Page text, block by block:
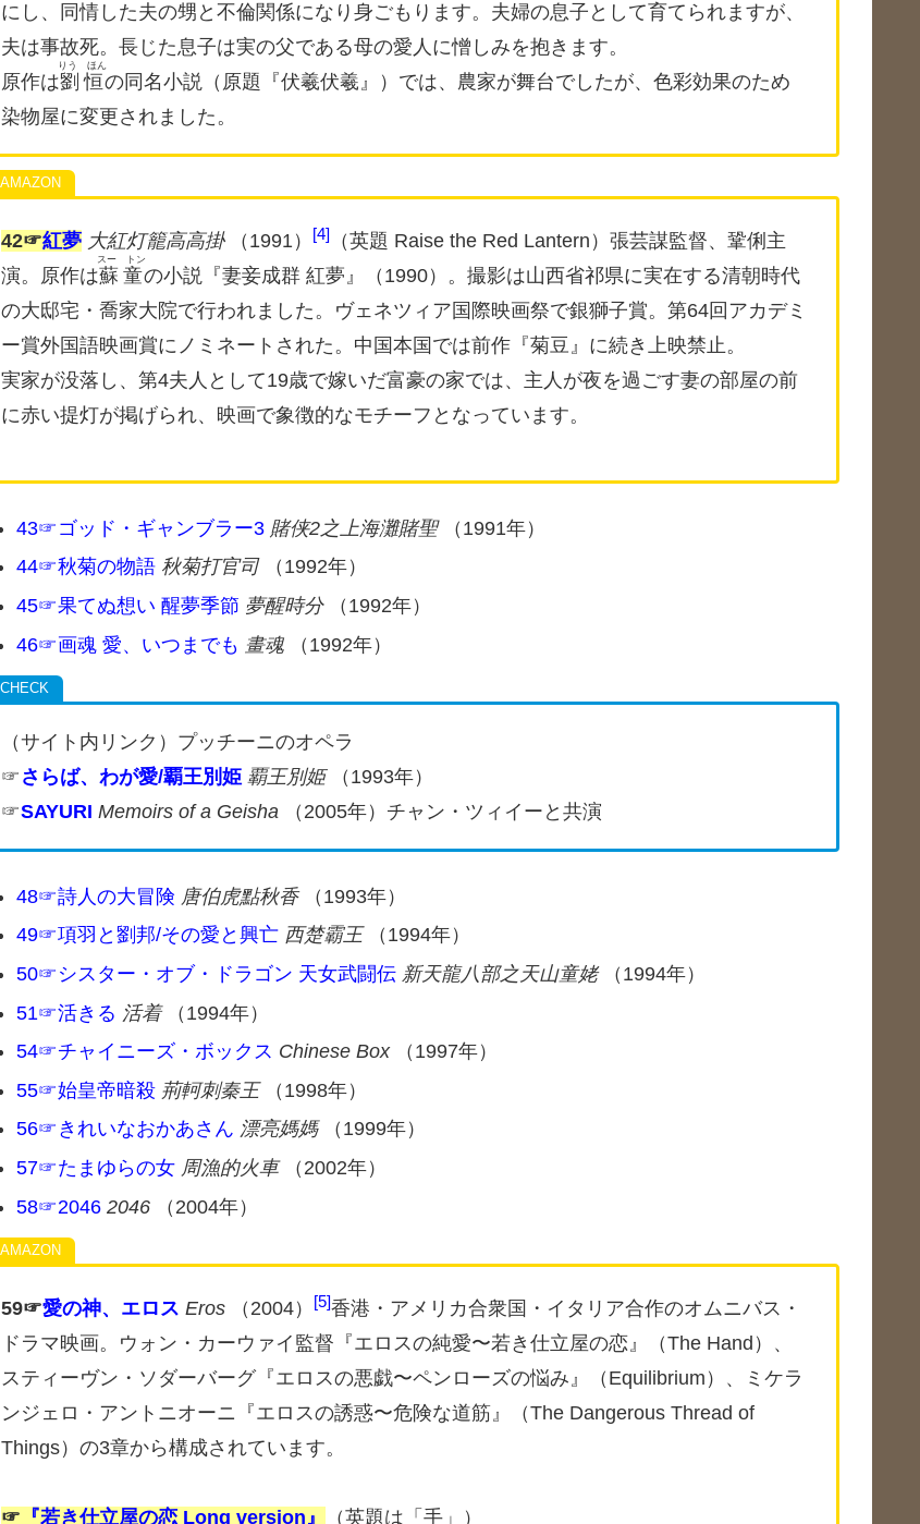
にし、同情した夫の甥と不倫関係になり身ごもります。夫婦の息子として育てられますが、
夫は事故死。長じた息子は実の父である母の愛人に憎しみを抱きます。
原作は劉恒
りう ほん
の同名小説（原題『伏羲伏羲』）では、農家が舞台でしたが、色彩効果のため
染物屋に変更されました。
42☞紅夢 大紅灯籠高高掛（1991） 4 （英題 Raise the Red Lantern） 張芸謀監督、鞏俐主
演。 原作は蘇童
スー トン
の小説『妻妾成群 紅夢』（1990）。撮影は山西省祁県に実在する清朝時代
の大邸宅・喬家大院で行われました。 ヴェネツィア国際映画祭で銀獅子賞。第64回アカデミ
ー賞外国語映画賞にノミネートされた。中国本国では前作『菊豆』に続き上映禁止。
実家が没落し、第4夫人として19歳で嫁いだ富豪の家では、主人が夜を過ごす妻の部屋の前
に赤い提灯が掲げられ、映画で象徴的なモチーフとなっています。
43☞ゴッド・ギャンブラー3 賭侠2之上海灘賭聖（1991年）
44☞秋菊の物語 秋菊打官司（1992年）
45☞果てぬ想い 醒夢季節 夢醒時分（1992年）
46☞画魂 愛、いつまでも 畫魂（1992年）
（サイト内リンク）プッチーニのオペラ
☞ さらば、わが愛/覇王別姫 覇王別姫（1993年）
☞SAYURI Memoirs of a Geisha （2005年）チャン・ツィイーと共演
48☞詩人の大冒険 唐伯虎點秋香（1993年）
49☞項羽と劉邦/その愛と興亡 西楚霸王（1994年）
50☞シスター・オブ・ドラゴン 天女武闘伝 新天龍八部之天山童姥（1994年）
51☞活きる 活着（1994年）
54☞チャイニーズ・ボックス Chinese Box（1997年）
55☞始皇帝暗殺 荊軻刺秦王（1998年）
56☞きれいなおかあさん 漂亮媽媽（1999年）
57☞たまゆらの女 周漁的火車（2002年）
58☞2046 2046（2004年）
59☞愛の神、エロス Eros （2004） 5 香港・アメリカ合衆国・イタリア合作のオムニバス・
ドラマ映画。ウォン・カーウァイ監督『エロスの純愛〜若き仕立屋の恋』（The Hand）、
スティーヴン・ソダーバーグ『エロスの悪戯〜ペンローズの悩み』（Equilibrium）、ミケラ
ンジェロ・アントニオーニ『エロスの誘惑〜危険な道筋』（The Dangerous Thread of
Things）の3章から構成されています。
☞ 『若き仕立屋の恋 Long version』 （英題は「手」）